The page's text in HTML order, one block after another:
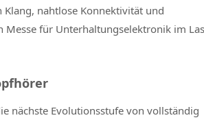
nahtlose Konnektivität und
für Unterhaltungselektronik im Las
nächste Evolutionsstufe von vollständig